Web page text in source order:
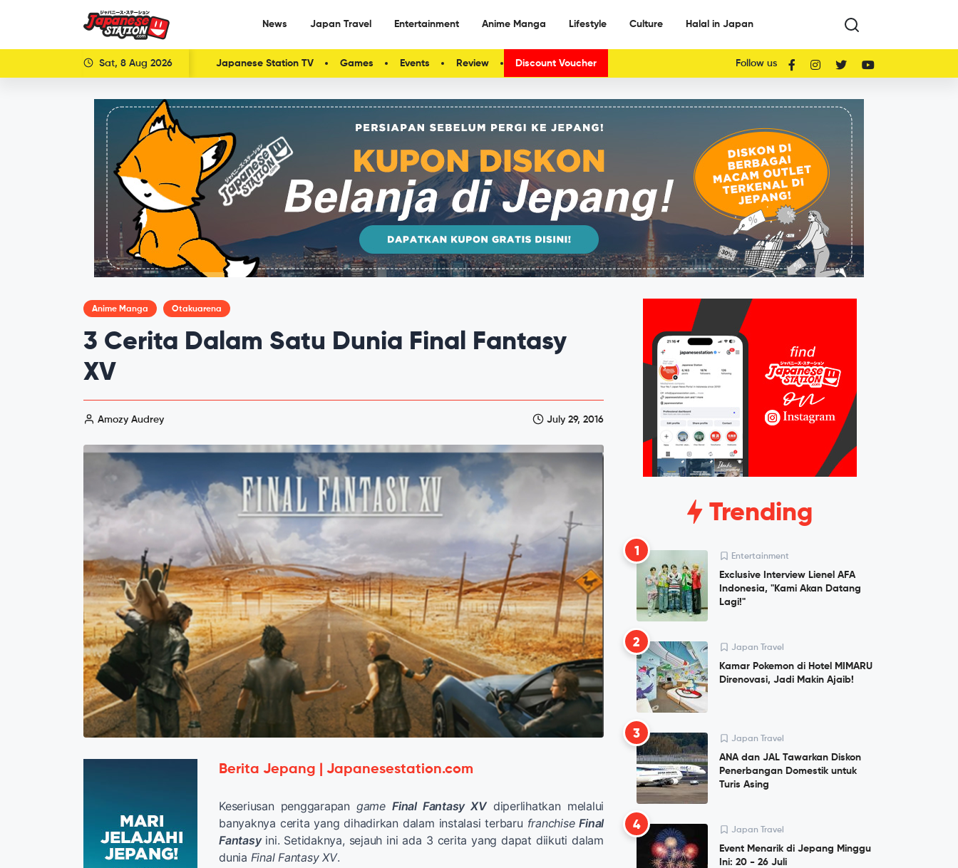
News Japan Travel Entertainment Anime Manga Lifestyle Culture Halal in Japan
Sat, 8 Aug 2026 Japanese Station TV Games Events Review Discount Voucher Follow us
Anime Manga Otakuarena
3 Cerita Dalam Satu Dunia Final Fantasy
XV
Amozy Audrey July 29, 2016
Berita Jepang | Japanesestation.com
Keseriusan penggarapan gameFinal Fantasy XVdiperlihatkan melalui
banyaknya cerita yang dihadirkan dalam instalasi terbaru franchise Final
Fantasyini. Setidaknya, sejauh ini ada 3 cerita yang dapat diikuti dalam
dunia Final Fantasy XV.
Trending
1 Entertainment
Exclusive Interview Lienel AFA
Indonesia, "Kami Akan Datang
Lagi!"
2 Japan Travel
Kamar Pokemon di Hotel MIMARU
Direnovasi, Jadi Makin Ajaib!
3 Japan Travel
ANA dan JAL Tawarkan Diskon
Penerbangan Domestik untuk
Turis Asing
4 Japan Travel
Event Menarik di Jepang Minggu
Ini: 20 - 26 Juli